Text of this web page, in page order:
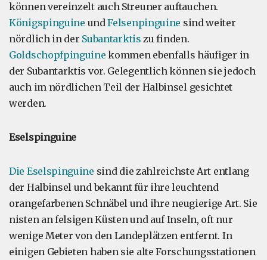
können vereinzelt auch Streuner auftauchen.
Königspinguine undFelsenpinguine sind weiter
nördlich in der Subantarktis zu finden.
Goldschopfpinguine kommen ebenfalls häufiger in
der Subantarktis vor. Gelegentlich können sie jedoch
auch im nördlichen Teil der Halbinsel gesichtet
werden.
Eselspinguine
Die Eselspinguine sind die zahlreichste Art entlang
der Halbinsel und bekannt für ihre leuchtend
orangefarbenen Schnäbel und ihre neugierige Art. Sie
nisten an felsigen Küsten und auf Inseln, oft nur
wenige Meter von den Landeplätzen entfernt. In
einigen Gebieten haben sie alte Forschungsstationen